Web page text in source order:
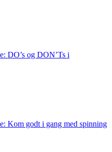
DO’s og DON’Ts i
Kom godt i gang med spinning